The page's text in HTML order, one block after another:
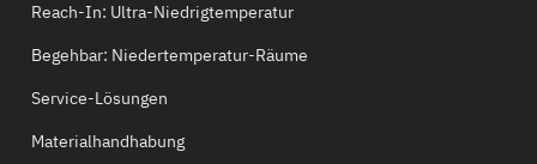
Reach-In: Ultra-Niedrigtemperatur
Begehbar: Niedertemperatur-Räume
Service-Lösungen
Materialhandhabung